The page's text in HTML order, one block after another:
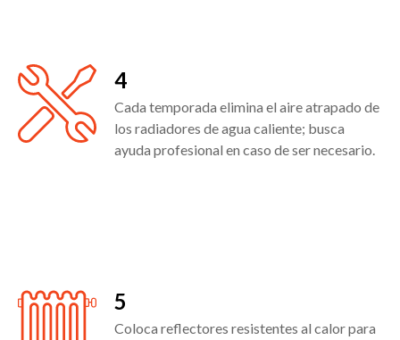
4
Cada temporada elimina el aire atrapado de
los radiadores de agua caliente; busca
ayuda profesional en caso de ser necesario.
5
Coloca reflectores resistentes al calor para